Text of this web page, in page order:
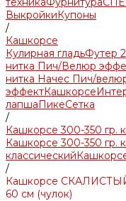
ВыкройкиКупоны
/
Кашкорсе
Кулирная гладьФутер
нитка Пич/Велюр
нитка Начес Пич/
эффектКашкорсе
лапшаПикеСетка
/
Кашкорсе 300-350 гр.
Кашкорсе 300-350 гр.
классический
/
Кашкорсе СКАЛИСТЫЙ
60 см (чулок)